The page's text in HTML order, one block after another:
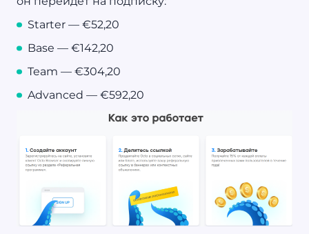
Starter — €52,20
Base — €142,20
Team — €304,20
Advanced — €592,20